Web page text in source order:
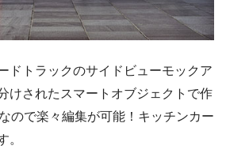
ドトラックのサイドビューモックア
けされたスマートオブジェクトで作
ので楽々編集が可能！キッチンカー
。